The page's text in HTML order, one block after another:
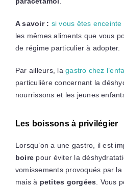
A savoir : si vous êtes enceinte
les mêmes aliments que vous
de régime particulier à adopter.
Par ailleurs, lagastro chez
particulière concernant la
nourrissons et les jeunes
Les boissons à privilégier
Lorsqu’on a une gastro, il est
boire pour éviter la
vomissements provoqués par
mais à petites gorgées . Vous